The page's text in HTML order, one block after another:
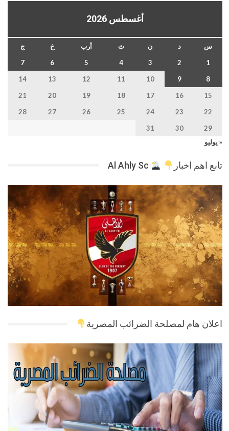
أغسطس 2026
س د ن ث أرب خ
ج
1
2
3
4
5
6
7
8
9
10
11
12
13
14
15
16
17
18
19
20
21
22
23
24
25
26
27
28
29
30
31
« يوليو
تابع اهم اخبار
اعلان هام لمصلحة الضرائب المصرية